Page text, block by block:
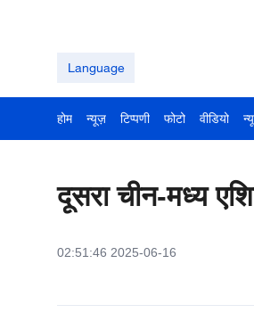
Language
होम न्यूज़ टिप्पणी फोटो वीडियो
दूसरा चीन-मध्य
02:51:46 2025-06-16